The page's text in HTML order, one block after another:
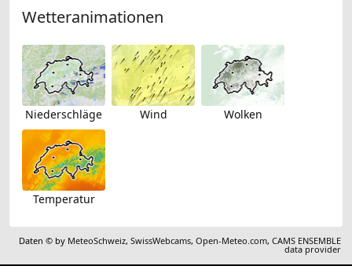
Wetteranimationen
Niederschläge Wind Wolken
Temperatur
Daten © by MeteoSchweiz,SwissWebcams,Open-Meteo.com,CAMS ENSEMBLE
data provider